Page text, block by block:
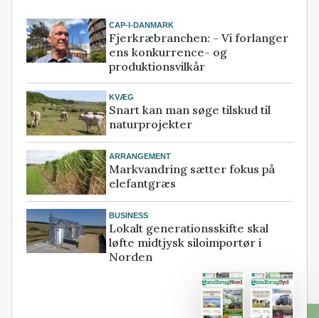
CAP-I-DANMARK
Fjerkræbranchen: - Vi forlanger
ens konkurrence- og
produktionsvilkår
KVÆG
Snart kan man søge tilskud til
naturprojekter
ARRANGEMENT
Markvandring sætter fokus på
elefantgræs
BUSINESS
Lokalt generationsskifte skal
løfte midtjysk siloimportør i
Norden